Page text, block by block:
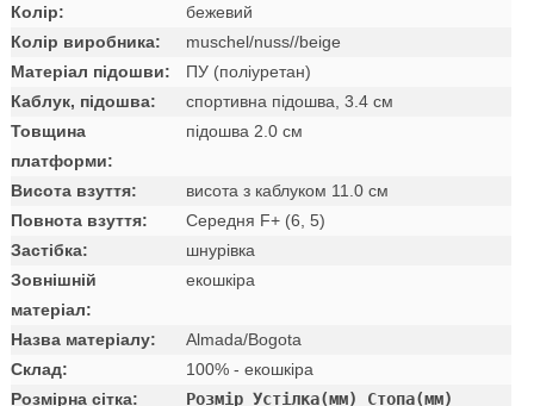
Колір:
бежевий
Колір виробника:
muschel/nuss//beige
Матеріал підошви:
ПУ (поліуретан)
Каблук, підошва:
спортивна підошва, 3.4 см
Товщина
платформи:
підошва 2.0 см
Висота взуття:
висота з каблуком 11.0 см
Повнота взуття:
Середня F+ (6, 5)
Застібка:
шнурівка
Зовнішній
матеріал:
екошкіра
Назва матеріалу:
Almada/Bogota
Склад:
100% - екошкіра
Розмірна сітка:
Розмір Устілка(мм) Стопа(мм)